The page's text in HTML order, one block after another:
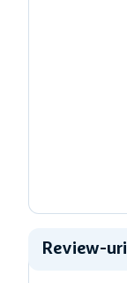
Review-uri